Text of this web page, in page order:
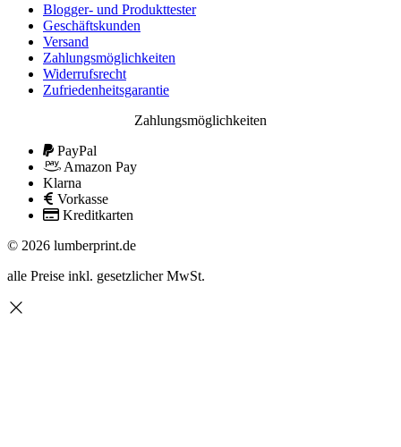
Blogger- und Produkttester
Geschäftskunden
Versand
Zahlungsmöglichkeiten
Widerrufsrecht
Zufriedenheitsgarantie
Zahlungsmöglichkeiten
PayPal
Amazon Pay
Klarna
Vorkasse
Kreditkarten
© 2026 lumberprint.de
alle Preise inkl. gesetzlicher MwSt.